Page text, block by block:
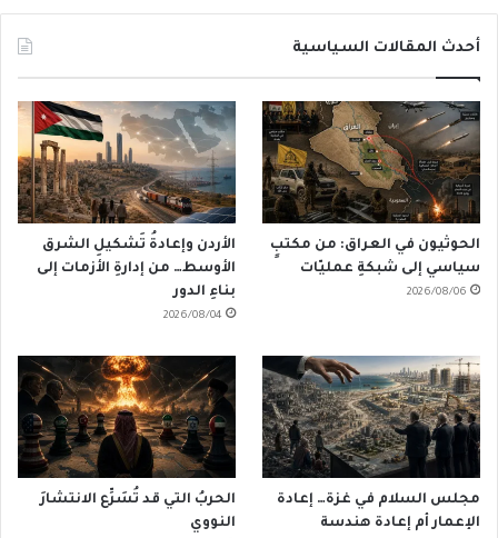
أحدث المقالات السياسية
الحوثيون في العراق: من مكتبٍ
سياسي إلى شبكةِ عمليّات
2026/08/06
الأردن وإعادةُ تَشكيلِ الشرق
الأوسط… من إدارةِ الأزمات إلى
بناءِ الدور
2026/08/04
مجلس السلام في غزة… إعادة
الإعمار أم إعادة هندسة
الحربُ التي قد تُسَرِّع الانتشارَ
النووي